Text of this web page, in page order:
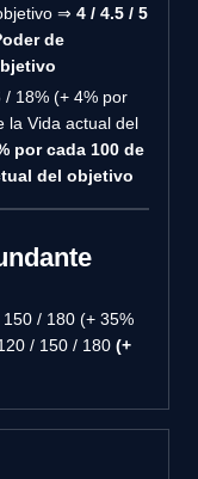
⇒ 4 / 4.5 / 5
de
18% (+ 4% por
la Vida actual del
por cada 100 de
del objetivo
/ 180 (+ 35%
/ 150 / 180 (+